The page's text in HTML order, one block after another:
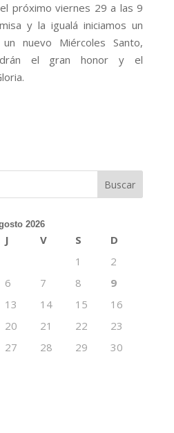
próximo viernes 29 a las 9
y la igualá iniciamos un
nuevo Miércoles Santo,
el gran honor y el
2026
J V S
D
1
2
6 7 8
9
13 14 15
16
20 21 22
23
27 28 29
30